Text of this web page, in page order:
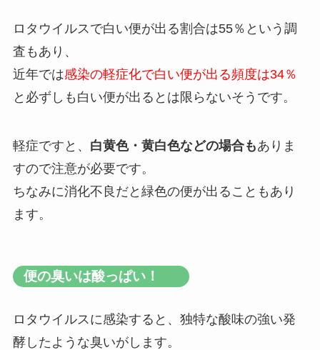
ロタウイルスで白い便が出る割合は55％という調
査もあり、
近年では感染の軽症化で白い便が出る頻度は34％
と必ずしも白い便が出るとは限らないそうです。
軽症ですと、 白黄色・黄白色などの場合もありま
すので注意が必要です。
ちなみに消化不良だと緑色の便が出ることもあり
ます。
便の臭いは酸っぱい！
ロタウイルスに感染すると、独特な酸味の強い発
酵したような臭いがします。